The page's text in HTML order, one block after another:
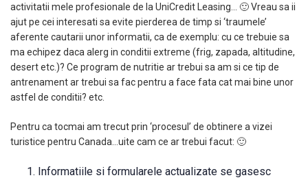
activitatii mele profesionale de la UniCredit Leasing… 🙂 Vreau sa ii
ajut pe cei interesati sa evite pierderea de timp si ‘traumele’
aferente cautarii unor informatii, ca de exemplu: cu ce trebuie sa
ma echipez daca alerg in conditii extreme (frig, zapada, altitudine,
desert etc.)? Ce program de nutritie ar trebui sa am si ce tip de
antrenament ar trebui sa fac pentru a face fata cat mai bine unor
astfel de conditii? etc.
Pentru ca tocmai am trecut prin ‘procesul’ de obtinere a vizei
turistice pentru Canada…uite cam ce ar trebui facut: 🙂
Informatiile si formularele actualizate se gasesc